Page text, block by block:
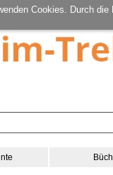
Cookies. Durch